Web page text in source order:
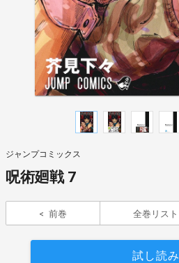
ジャンプコミックス
呪術廻戦 7
前巻 全巻リスト
試し読み